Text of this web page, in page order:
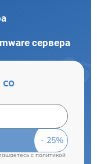
сервера
со
c политикой